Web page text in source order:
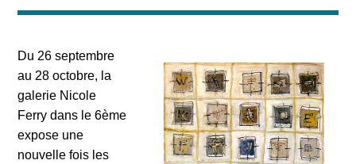
Du 26 septembre
au 28 octobre, la
galerie Nicole
Ferry dans le 6ème
expose une
nouvelle fois les